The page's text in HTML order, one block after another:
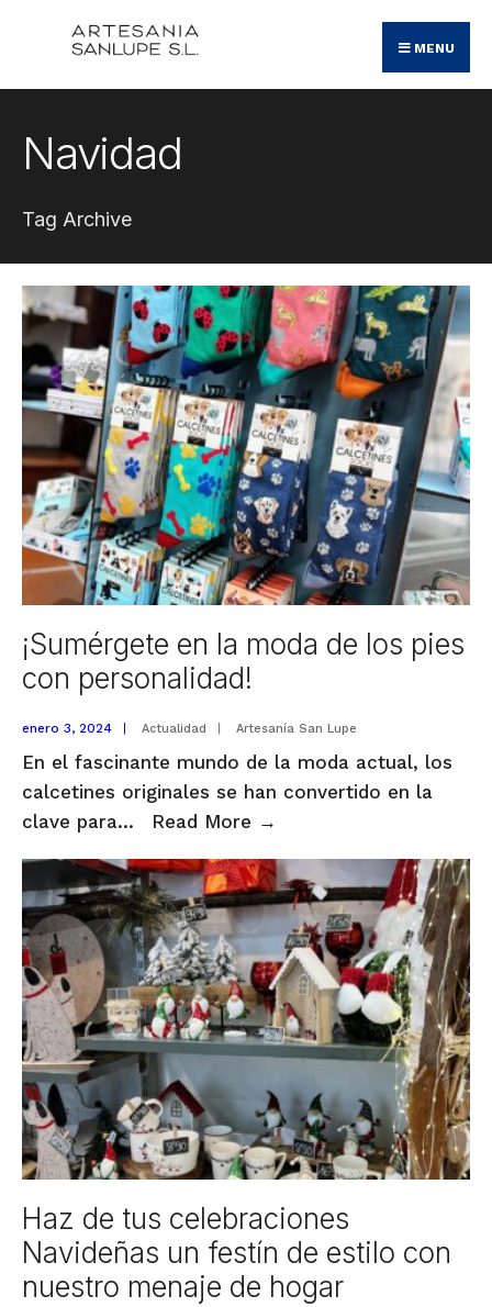
content
MENU
Navidad
Tag Archive
¡Sumérgete en la moda de los pies
con personalidad!
enero 3, 2024 Actualidad Artesanía San Lupe
En el fascinante mundo de la moda actual, los
calcetines originales se han convertido en la
clave para... Read More →
la
moda
de
los
pies
con
personalidad!
Haz de tus celebraciones
Navideñas un festín de estilo con
nuestro menaje de hogar
for: